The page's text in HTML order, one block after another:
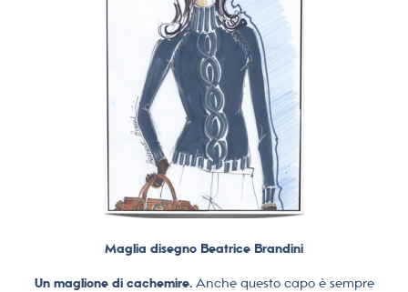
Maglia disegno Beatrice Brandini
Un maglione di cachemire.Anche questo capo è sempre